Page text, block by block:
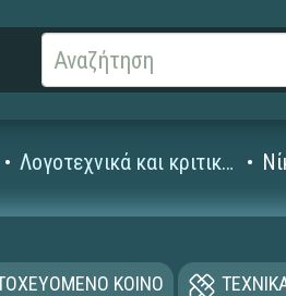
Λογοτεχνικά και κριτικά κείμενα
ΚΟΙΝΟ